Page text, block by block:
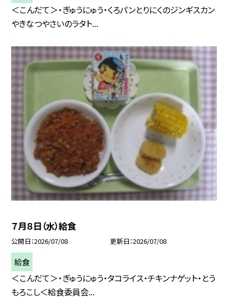
＜こんだて＞・ぎゅうにゅう・くろパンとりにくのジンギスカン
やきなつやさいのラタト...
７月８日（水）給食
公開日 2026/07/08 更新日 2026/07/08
給食
＜こんだて＞・ぎゅうにゅう・タコライス・チキンナゲット・とう
もろこし＜給食委員会...